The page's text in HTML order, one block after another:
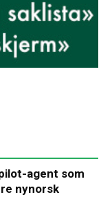
agent som
nynorsk